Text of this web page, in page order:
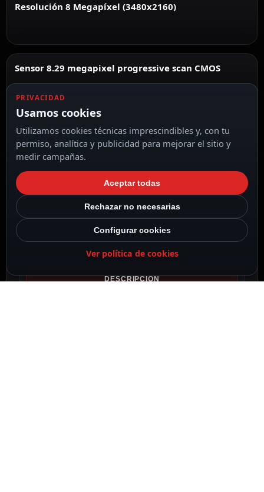
Resolución 8 Megapíxel (3480x2160)
Sensor 8.29 megapixel progressive scan CMOS
Lente 2.8 mm
IR CUT
DESCRIPCIÓN
PRIVACIDAD
Usamos cookies
Utilizamos cookies técnicas imprescindibles y, con tu
permiso, analítica y publicidad para mejorar el sitio y
medir campañas.
Aceptar todas
Rechazar no necesarias
Configurar cookies
Ver política de cookies